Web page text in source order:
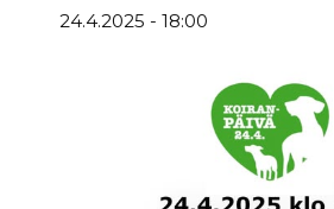
24.4.2025 - 18:00